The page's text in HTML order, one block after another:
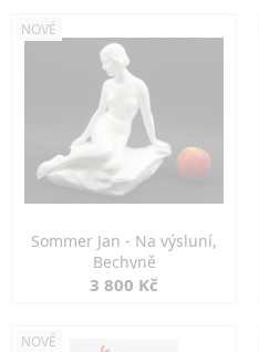
NOVÉ
Sommer Jan - Na výsluní,
Bechyně
3 800 Kč
NOVÉ